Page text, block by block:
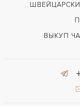
ВЫКУП